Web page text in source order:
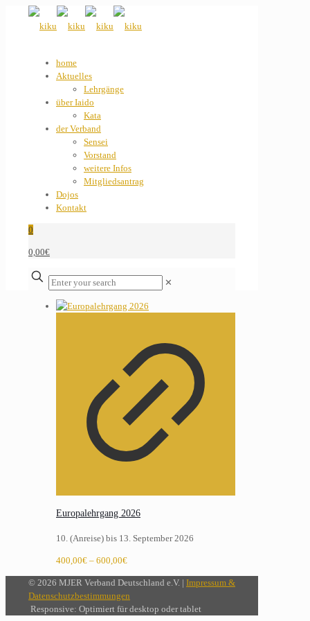
home
Aktuelles
Lehrgänge
über Iaido
Kata
der Verband
Sensei
Vorstand
weitere Infos
Mitgliedsantrag
Dojos
Kontakt
0
0,00€
✕
Europalehrgang 2026
10. (Anreise) bis 13. September 2026
400,00€ – 600,00€Preisspanne:
bis
600,00€
© 2026 MJER Verband Deutschland e.V. | Impressum &
Datenschutzbestimmungen
Responsive: Optimiert für desktop oder tablet